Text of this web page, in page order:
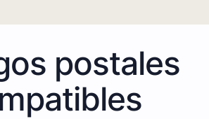
postales